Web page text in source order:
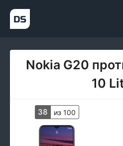
Nokia G20
10
38 из 100